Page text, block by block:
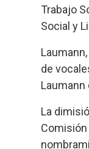
Trabajo
Social y
de
Laumann
La